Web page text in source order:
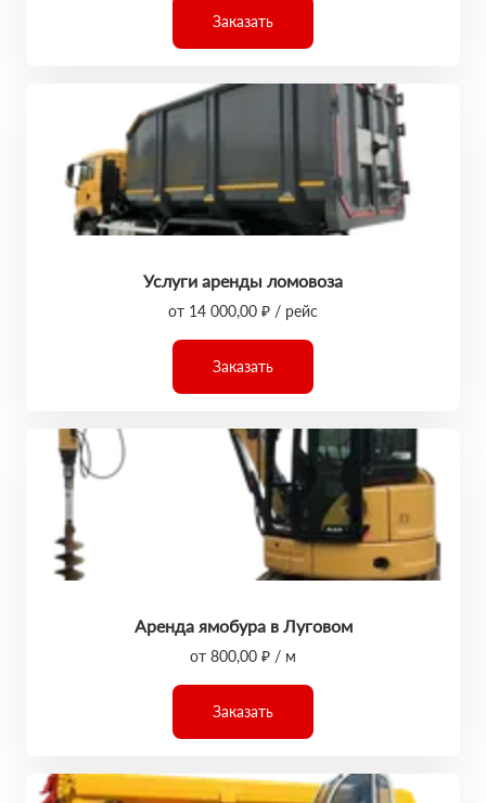
Заказать
Услуги аренды ломовоза
от 14 000,00 ₽ / рейс
Заказать
Аренда ямобура в Луговом
от 800,00 ₽ / м
Заказать